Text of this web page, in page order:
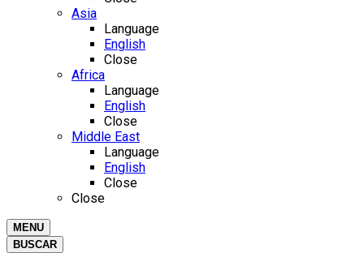
Asia
Language
English
Close
Africa
Language
English
Close
Middle East
Language
English
Close
Close
MENU
BUSCAR